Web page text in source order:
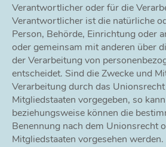
Verantwortlicher oder für die
Verantwortlicher ist die natürliche
Person, Behörde, Einrichtung oder
oder gemeinsam mit anderen über
der Verarbeitung von
entscheidet. Sind die Zwecke und
Verarbeitung durch das
Mitgliedstaaten vorgegeben, so
beziehungsweise können die
Benennung nach dem Unionsrecht
Mitgliedstaaten vorgesehen werden.